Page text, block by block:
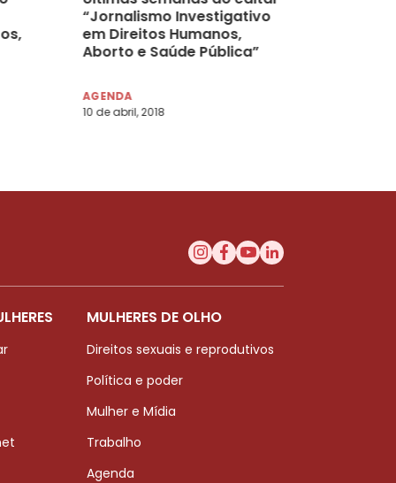
“Jornalismo Investigativo
em Direitos Humanos,
Aborto e Saúde Pública”
AGENDA
10 de abril, 2018
MULHERES DE OLHO
Direitos sexuais e reprodutivos
Política e poder
Mulher e Mídia
Trabalho
Agenda